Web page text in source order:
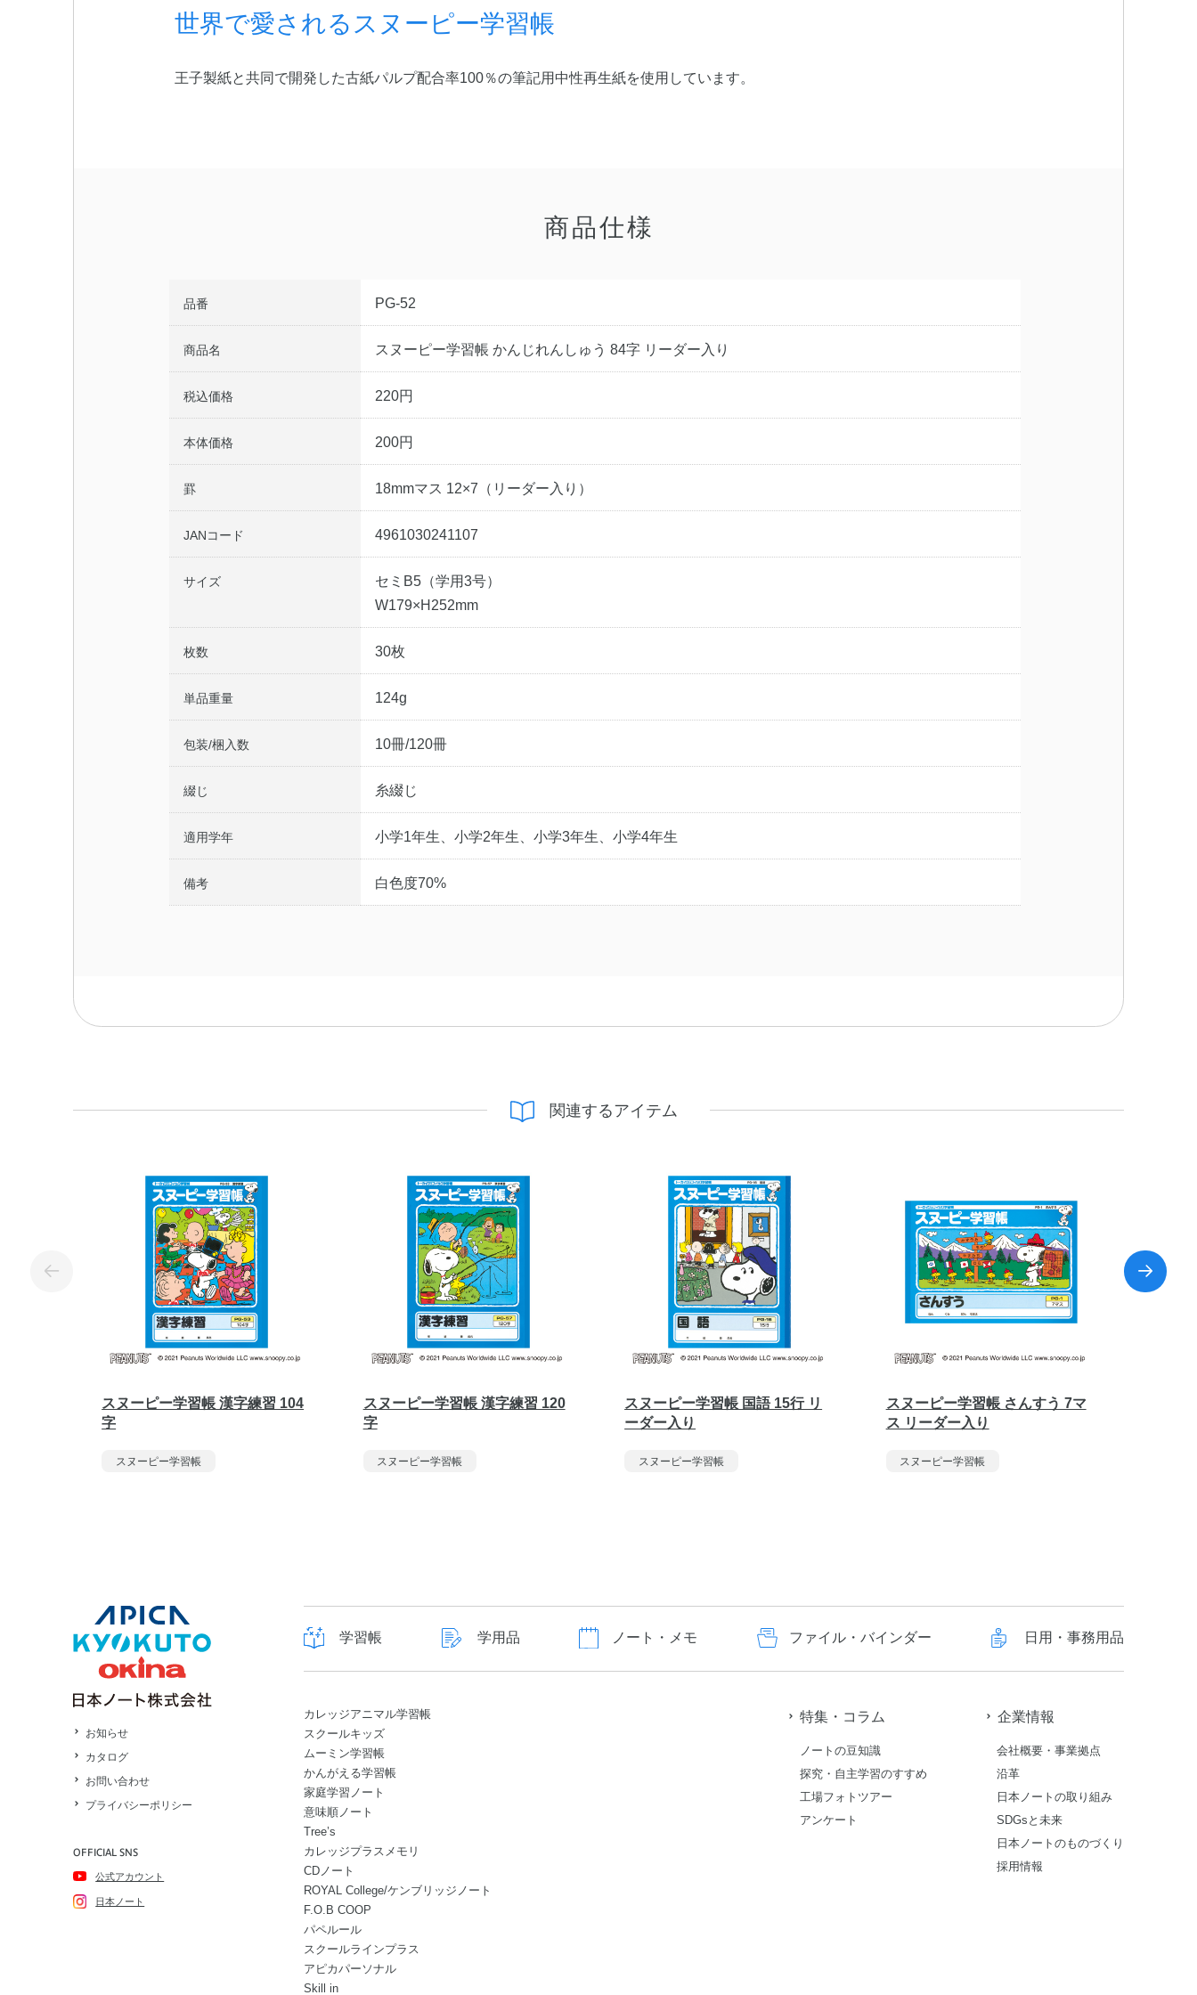
世界で愛されるスヌーピー学習帳
王子製紙と共同で開発した古紙パルプ配合率100％の筆記用中性再生紙を使用しています。
商品仕様
品番 PG-52
商品名 スヌーピー学習帳 かんじれんしゅう 84字 リーダー入り
税込価格 220円
本体価格 200円
罫 18mmマス 12×7（リーダー入り）
JANコード 4961030241107
サイズ
セミB5（学用3号）
W179×H252mm
枚数 30枚
単品重量 124g
包装/梱入数 10冊/120冊
綴じ 糸綴じ
適用学年 小学1年生、小学2年生、小学3年生、小学4年生
備考 白色度70%
関連するアイテム
スヌーピー学習帳 漢字練習 104
字
スヌーピー学習帳
スヌーピー学習帳 漢字練習 120
字
スヌーピー学習帳
スヌーピー学習帳 国語 15行 リ
ーダー入り
スヌーピー学習帳
スヌーピー学習帳 さんすう 7マ
ス リーダー入り
スヌーピー学習帳
お知らせ
カタログ
お問い合わせ
プライバシーポリシー
OFFICIAL SNS
公式アカウント
日本ノート
学習帳 学用品 ノート・メモ ファイル・バインダー 日用・事務用品
カレッジアニマル学習帳
スクールキッズ
ムーミン学習帳
かんがえる学習帳
家庭学習ノート
意味順ノート
Tree’s
カレッジプラスメモリ
CDノート
ROYAL College/ケンブリッジノート
F.O.B COOP
パペルール
スクールラインプラス
アピカパーソナル
Skill in
特集・コラム
ノートの豆知識
探究・自主学習のすすめ
工場フォトツアー
アンケート
企業情報
会社概要・事業拠点
沿革
日本ノートの取り組み
SDGsと未来
日本ノートのものづくり
採用情報